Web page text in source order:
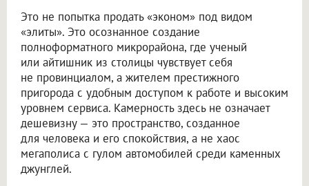
Это не попытка продать «эконом» под видом
«элиты». Это осознанное создание
полноформатного микрорайона, где ученый
или айтишник из столицы чувствует себя
не провинциалом, а жителем престижного
пригорода с удобным доступом к работе и высоким
уровнем сервиса. Камерность здесь не означает
дешевизну — это пространство, созданное
для человека и его спокойствия, а не хаос
мегаполиса с гулом автомобилей среди каменных
джунглей.